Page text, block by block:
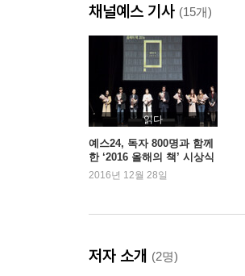
채널예스 기사 (15개)
읽다
예스24, 독자 800명과 함께
한 ‘2016 올해의 책’ 시상식
2016년 12월 28일
저자 소개 (2명)